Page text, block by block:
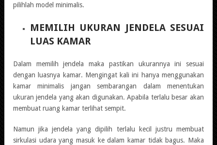
pilihlah model minimalis.
MEMILIH UKURAN JENDELA SESUAI
LUAS KAMAR
Dalam memilih jendela maka pastikan ukurannya ini sesuai
dengan luasnya kamar. Mengingat kali ini hanya menggunakan
kamar minimalis jangan sembarangan dalam menentukan
ukuran jendela yang akan digunakan. Apabila terlalu besar akan
membuat ruang kamar terlihat sempit.
Namun jika jendela yang dipilih terlalu kecil justru membuat
sirkulasi udara yang masuk ke dalam kamar tidak bagus. Maka